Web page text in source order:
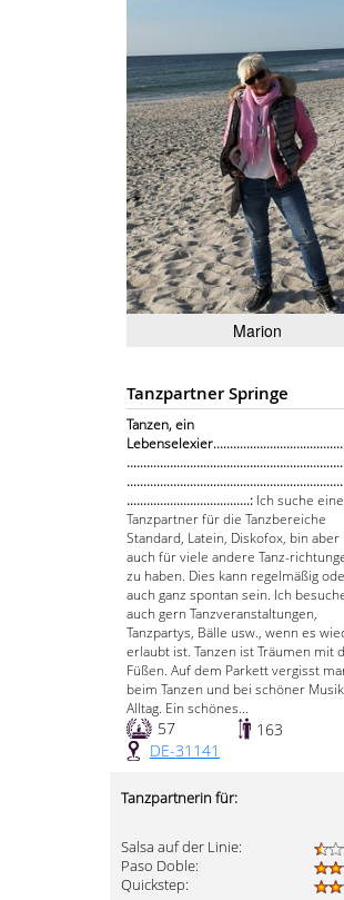
Marion
Tanzpartner Springe
Tanzen, ein
.....................................: Ich suche
Tanzpartner für die Tanzbereiche
Standard, Latein, Diskofox, bin aber
auch für viele andere Tanz-
zu haben. Dies kann regelmäßig
auch ganz spontan sein. Ich
auch gern Tanzveranstaltungen,
Tanzpartys, Bälle usw., wenn es
erlaubt ist. Tanzen ist Träumen mit
Füßen. Auf dem Parkett vergisst
beim Tanzen und bei schöner
Alltag. Ein schönes...
57
163
DE-31141
Tanzpartnerin für:
Salsa auf der Linie:
Paso Doble:
Quickstep: